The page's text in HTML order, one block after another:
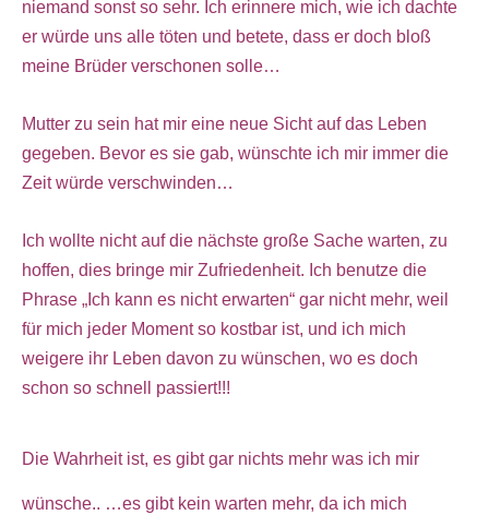
niemand sonst so sehr. Ich erinnere mich, wie ich dachte
er würde uns alle töten und betete, dass er doch bloß
meine Brüder verschonen solle…
Mutter zu sein hat mir eine neue Sicht auf das Leben
gegeben. Bevor es sie gab, wünschte ich mir immer die
Zeit würde verschwinden…
Ich wollte nicht auf die nächste große Sache warten, zu
hoffen, dies bringe mir Zufriedenheit. Ich benutze die
Phrase „Ich kann es nicht erwarten“ gar nicht mehr, weil
für mich jeder Moment so kostbar ist, und ich mich
weigere ihr Leben davon zu wünschen, wo es doch
schon so schnell passiert!!!
Die Wahrheit ist, es gibt gar nichts mehr was ich mir
wünsche.. …es gibt kein warten mehr, da ich mich